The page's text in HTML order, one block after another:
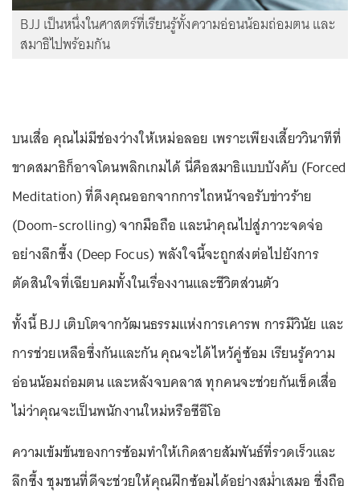
BJJ เป็นหนึ่งในศาสตร์ที่เรียนรู้ทั้งความอ่อนน้อมถ่อมตน และ
สมาธิไปพร้อมกัน
บนเสื่อ คุณไม่มีช่องว่างให้เหม่อลอย เพราะเพียงเสี้ยววินาทีที่
ขาดสมาธิก็อาจโดนพลิกเกมได้ นี่คือสมาธิแบบบังคับ (Forced
Meditation) ที่ดึงคุณออกจากการไถหน้าจอรับข่าวร้าย
(Doom-scrolling) จากมือถือ และนำคุณไปสู่ภาวะจดจ่อ
อย่างลึกซึ้ง (Deep Focus) พลังใจนี้จะถูกส่งต่อไปยังการ
ตัดสินใจที่เฉียบคมทั้งในเรื่องงานและชีวิตส่วนตัว
ทั้งนี้ BJJ เติบโตจากวัฒนธรรมแห่งการเคารพ การมีวินัย และ
การช่วยเหลือซึ่งกันและกัน คุณจะได้ไหว้คู่ซ้อม เรียนรู้ความ
อ่อนน้อมถ่อมตน และหลังจบคลาส ทุกคนจะช่วยกันเช็ดเสื่อ
ไม่ว่าคุณจะเป็นพนักงานใหม่หรือซีอีโอ
ความเข้มข้นของการซ้อมทำให้เกิดสายสัมพันธ์ที่รวดเร็วและ
ลึกซึ้ง ชุมชนที่ดีจะช่วยให้คุณฝึกซ้อมได้อย่างสม่ำเสมอ ซึ่งถือ